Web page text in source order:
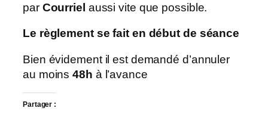
par Courriel aussi vite que possible.
Le règlement se fait en début de séance
Bien évidement il est demandé d’annuler
au moins48h à l’avance
Partager :